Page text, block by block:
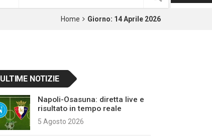
Home Giorno: 14 Aprile 2026
ULTIME NOTIZIE
Napoli-Osasuna: diretta live e
risultato in tempo reale
5 Agosto 2026